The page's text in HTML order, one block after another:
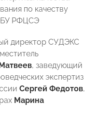
по качеству
РФЦСЭ
директор СУДЭКС
, заведующий
экспертиз
Сергей Федотов,
Марина